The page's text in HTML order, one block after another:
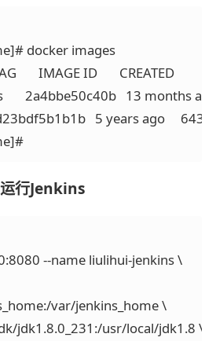
docker images
IMAGE ID       CREATED
2a4bbe50c40b   13 months
5 years ago
行Jenkins
--name liulihui-jenkins \
var/jenkins_home \
jdk1.8.0_231:/usr/local/jdk1.8 \